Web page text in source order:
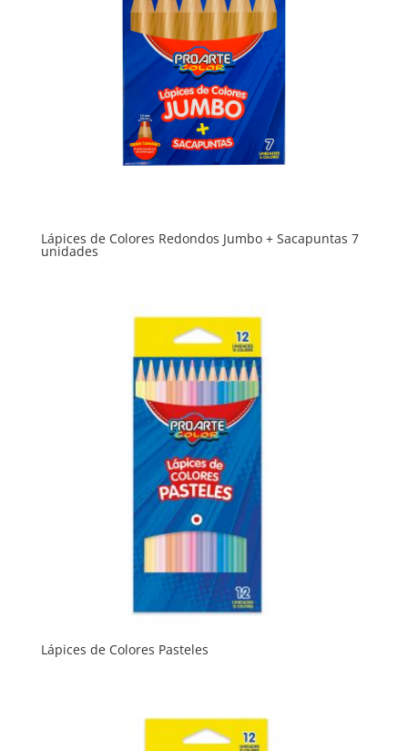
Lápices de Colores Redondos Jumbo + Sacapuntas 7
unidades
Lápices de Colores Pasteles